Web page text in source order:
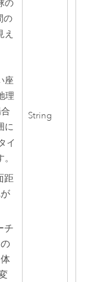
の
の
え
座
理
に
イ
距
チ
String